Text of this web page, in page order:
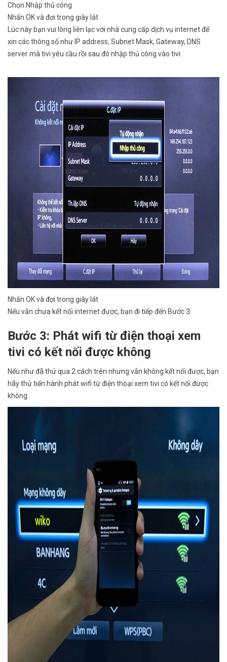
Chọn Nhập thủ công
Nhấn OK và đợi trong giây lát
Lúc này bạn vui lòng liên lạc với nhà cung cấp dịch vụ internet để
xin các thông số như IP address, Subnet Mask, Gateway, DNS
server mà tivi yêu cầu rồi sau đó nhập thủ công vào tivi.
Nhấn OK và đợi trong giây lát
Nếu vẫn chưa kết nối internet được, bạn đi tiếp đến Bước 3.
Bước 3: Phát wifi từ điện thoại xem
tivi có kết nối được không
Nếu như đã thử qua 2 cách trên nhưng vẫn không kết nối được, bạn
hãy thử tiến hành phát wifi từ điện thoại xem tivi có kết nối được
không.